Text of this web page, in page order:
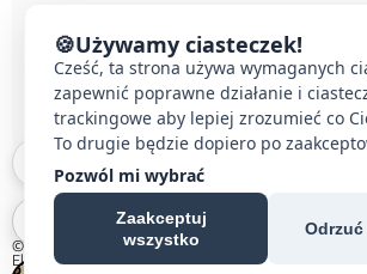
KONTAKT
© 2026 E-DOMUS |Kontakt Simon
Electric|
| All rights reserved
🍪Używamy ciasteczek!
Cześć, ta strona używa wymaganych
zapewnić poprawne działanie i
trackingowe aby lepiej zrozumieć co
To drugie będzie dopiero po
Pozwól mi wybrać
Zaakceptuj
wszystko